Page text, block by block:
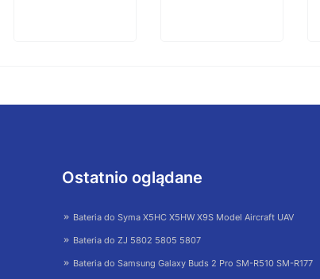
Ostatnio oglądane
Bateria do Syma X5HC X5HW X9S Model Aircraft UAV
Bateria do ZJ 5802 5805 5807
Bateria do Samsung Galaxy Buds 2 Pro SM-R510 SM-R177